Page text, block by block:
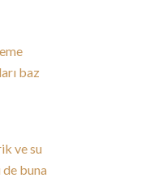
baz
ve su
buna